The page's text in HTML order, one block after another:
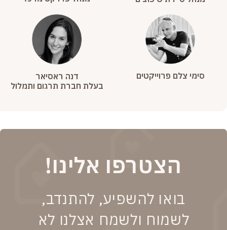
סימי צלם פרוייקטים
דנה ראסיאר
בעלת חברת תרגום ותמלול
הצטרפו אלינו!
בואו להשפיע, להתנדב,
לשמוח ולשמח אצלנו לא